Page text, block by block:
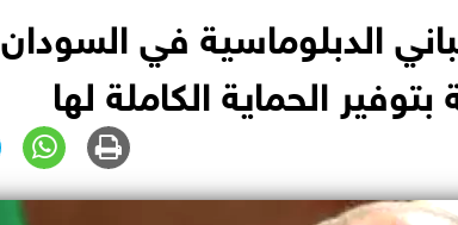
الدبلوماسية في السودان
الحماية الكاملة لها